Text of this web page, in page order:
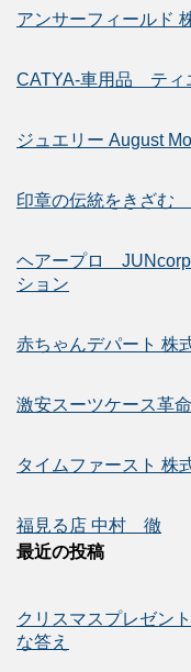
アンサーフィールド
CATYA-車用品 ティ
ジュエリー August
印章の伝統をきざむ
ヘアープロ
ション
赤ちゃんデパート 株
激安スーツケース革
タイムファースト 株
福見る店 中村 徹
最近の投稿
クリスマスプレゼン
な答え